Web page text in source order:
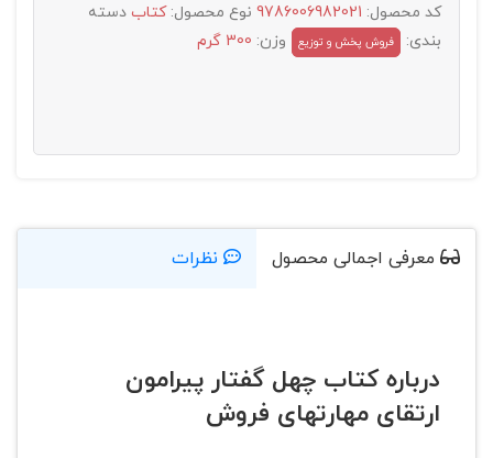
کد محصول: 9786006982021 نوع محصول:کتاب دسته
بندی:
فروش پخش و توزيع وزن: 300 گرم
معرفی اجمالی محصول نظرات
درباره کتاب چهل گفتار پیرامون
ارتقای مهارتهای فروش